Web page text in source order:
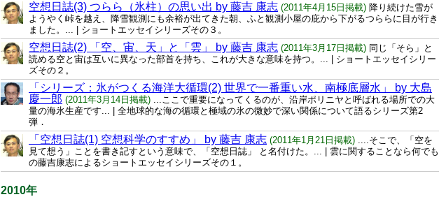
空想日誌(3) つらら（氷柱）の思い出 by 藤吉 康志 (2011年4月15日掲載) 降り続けた雪が
ようやく峠を越え、降雪観測にも余裕が出てきた朝、ふと観測小屋の庇から下がるつららに目が行き
ました。... | ショートエッセイシリーズその３。
空想日誌(2) 「空、宙、天」と「雲」 by 藤吉 康志 (2011年3月17日掲載) 同じ「そら」と
読める空と宙は互いに異なった部首を持ち、これが大きな意味を持つ。... | ショートエッセイシリー
ズその２。
「シリーズ：氷がつくる海洋大循環(2) 世界で一番重い水、南極底層水」 by 大島
慶一郎 (2011年3月14日掲載) ...ここで重要になってくるのが、沿岸ポリニヤと呼ばれる場所での大
量の海氷生産です... | 全地球的な海の循環と極域の氷の微妙で深い関係について語るシリーズ第2
弾．
「空想日誌(1) 空想科学のすすめ」 by 藤吉 康志 (2011年1月21日掲載) ....そこで、「空を
見て想う」ことを書き記すという意味で、「空想日誌」 と名付けた。... | 雲に関することなら何でも
の藤吉康志によるショートエッセイシリーズその１。
2010年